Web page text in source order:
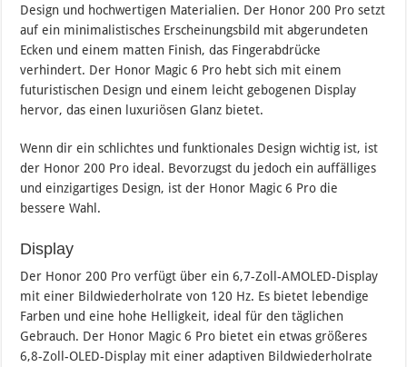
Design und hochwertigen Materialien. Der Honor 200 Pro setzt
auf ein minimalistisches Erscheinungsbild mit abgerundeten
Ecken und einem matten Finish, das Fingerabdrücke
verhindert. Der Honor Magic 6 Pro hebt sich mit einem
futuristischen Design und einem leicht gebogenen Display
hervor, das einen luxuriösen Glanz bietet.
Wenn dir ein schlichtes und funktionales Design wichtig ist, ist
der Honor 200 Pro ideal. Bevorzugst du jedoch ein auffälliges
und einzigartiges Design, ist der Honor Magic 6 Pro die
bessere Wahl.
Display
Der Honor 200 Pro verfügt über ein 6,7-Zoll-AMOLED-Display
mit einer Bildwiederholrate von 120 Hz. Es bietet lebendige
Farben und eine hohe Helligkeit, ideal für den täglichen
Gebrauch. Der Honor Magic 6 Pro bietet ein etwas größeres
6,8-Zoll-OLED-Display mit einer adaptiven Bildwiederholrate